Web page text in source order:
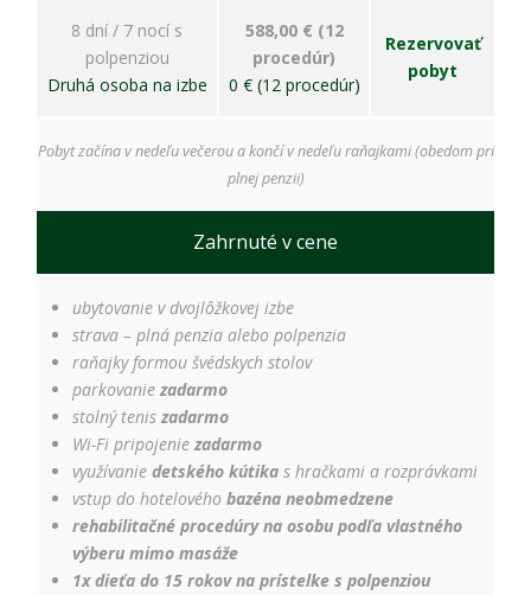
8 dní / 7 nocí s
polpenziou
Druhá osoba na izbe
588,00 € (12
procedúr)
0 € (12 procedúr)
Rezervovať
pobyt
Pobyt začína v nedeľu večerou a končí v nedeľu raňajkami (obedom pri
plnej penzii)
Zahrnuté v cene
ubytovanie v dvojlôžkovej izbe
strava – plná penzia alebo polpenzia
raňajky formou švédskych stolov
parkovaniezadarmo
stolný teniszadarmo
Wi-Fi pripojeniezadarmo
využívanie detského kútika s hračkami a rozprávkami
vstup do hotelového bazéna neobmedzene
rehabilitačné procedúry na osobu podľa vlastného
výberu mimo masáže
1x dieťa do 15 rokov na prístelke s polpenziou